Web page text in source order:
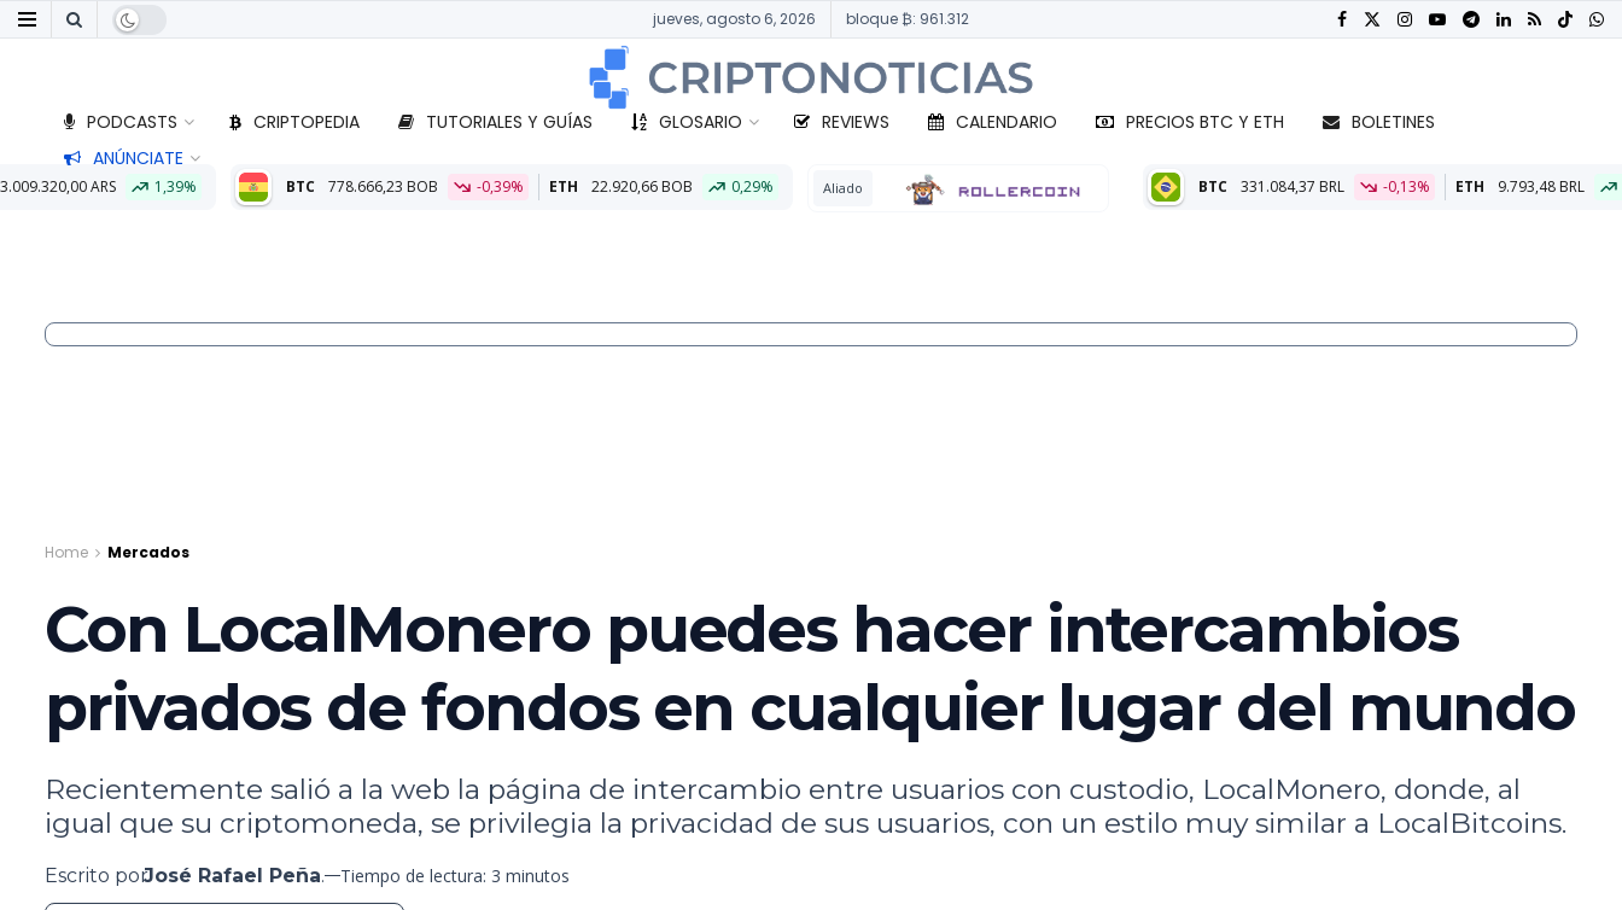
jueves, agosto 6, 2026 bloque ₿: 961.312
PODCASTS CRIPTOPEDIA TUTORIALES Y GUÍAS GLOSARIO REVIEWS CALENDARIO PRECIOS BTC Y ETH
BOLETINES
ANÚNCIATE
BTC 778.666,23 BOB -0,39% ETH 22.920,66 BOB 0,29% Aliado BTC 331.084,37 BRL -0,13% ETH 9.793,48 BRL 0,41% BTC
Home Mercados
Con LocalMonero puedes hacer intercambios
privados de fondos en cualquier lugar del mundo
Recientemente salió a la web la página de intercambio entre usuarios con custodio, LocalMonero, donde, al
igual que su criptomoneda, se privilegia la privacidad de sus usuarios, con un estilo muy similar a LocalBitcoins.
Escrito porJosé Rafael Peña. Tiempo de lectura: 3 minutos